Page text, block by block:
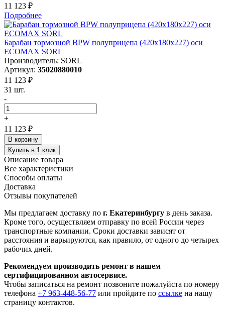
11 123 ₽
Подробнее
Барабан тормозной BPW полуприцепа (420х180х227) оси
ECOMAX SORL
Производитель: SORL
Артикул: 35020880010
11 123 ₽
31 шт.
-
+
11 123 ₽
В корзину
Купить в 1 клик
Описание товара
Все характеристики
Способы оплаты
Доставка
Отзывы покупателей
Мы предлагаем доставку по г. Екатеринбургу в день заказа.
Кроме того, осуществляем отправку по всей России через
транспортные компании. Сроки доставки зависят от
расстояния и варьируются, как правило, от одного до четырех
рабочих дней.
Рекомендуем производить ремонт в нашем
сертифицированном автосервисе.
Чтобы записаться на ремонт позвоните пожалуйста по номеру
телефона +7 963-448-56-77 или пройдите по ссылке на нашу
страницу контактов.